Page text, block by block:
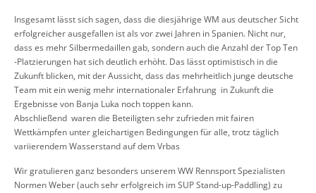
Insgesamt lässt sich sagen, dass die diesjährige WM aus deutscher Sicht
erfolgreicher ausgefallen ist als vor zwei Jahren in Spanien. Nicht nur,
dass es mehr Silbermedaillen gab, sondern auch die Anzahl der Top Ten
-Platzierungen hat sich deutlich erhöht. Das lässt optimistisch in die
Zukunft blicken, mit der Aussicht, dass das mehrheitlich junge deutsche
Team mit ein wenig mehr internationaler Erfahrung in Zukunft die
Ergebnisse von Banja Luka noch toppen kann.
Abschließend waren die Beteiligten sehr zufrieden mit fairen
Wettkämpfen unter gleichartigen Bedingungen für alle, trotz täglich
variierendem Wasserstand auf dem Vrbas
Wir gratulieren ganz besonders unserem WW Rennsport Spezialisten
Normen Weber (auch sehr erfolgreich im SUP Stand-up-Paddling) zu